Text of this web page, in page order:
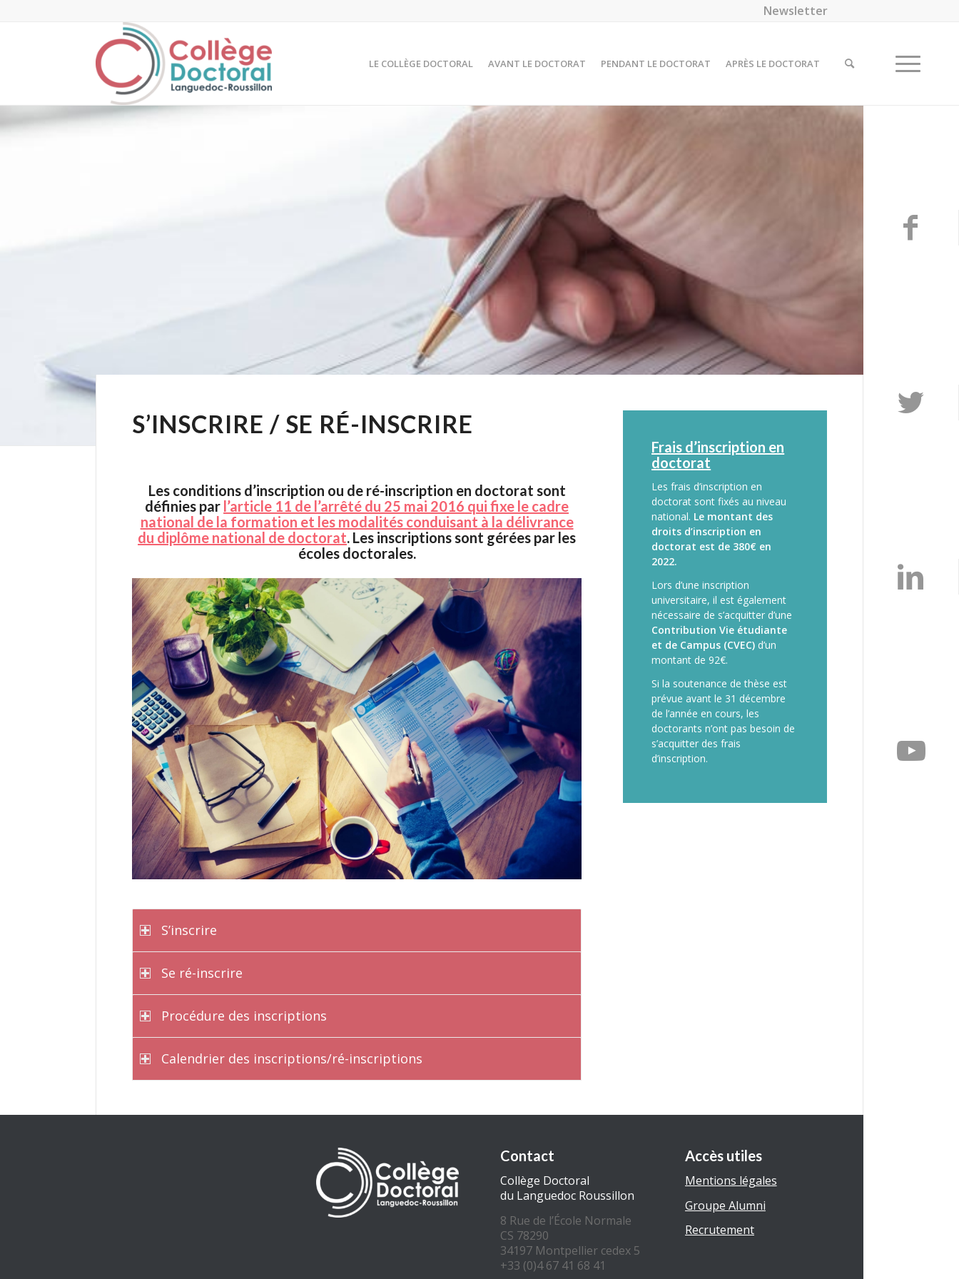
Newsletter
LE COLLÈGE DOCTORAL AVANT LE DOCTORAT PENDANT LE DOCTORAT APRÈS LE DOCTORAT
S’INSCRIRE / SE RÉ-INSCRIRE
Les conditions d’inscription ou de ré-inscription en doctorat sont
définies par l’article 11 de l’arrêté du 25 mai 2016 qui fixe le cadre
national de la formation et les modalités conduisant à la délivrance
du diplôme national de doctorat. Les inscriptions sont gérées par les
écoles doctorales.
S’inscrire
Se ré-inscrire
Procédure des inscriptions
Calendrier des inscriptions/ré-inscriptions
Frais d’inscription en
doctorat
Les frais d’inscription en
doctorat sont fixés au niveau
national. Le montant des
droits d’inscription en
doctorat est de 380€ en
2022.
Lors d’une inscription
universitaire, il est également
nécessaire de s’acquitter d’une
Contribution Vie étudiante
et de Campus (CVEC) d’un
montant de 92€.
Si la soutenance de thèse est
prévue avant le 31 décembre
de l’année en cours, les
doctorants n’ont pas besoin de
s’acquitter des frais
d’inscription.
Contact
Collège Doctoral
du Languedoc Roussillon
8 Rue de l’École Normale
CS 78290
34197 Montpellier cedex 5
+33 (0)4 67 41 68 41
Accès utiles
Mentions légales
Groupe Alumni
Recrutement